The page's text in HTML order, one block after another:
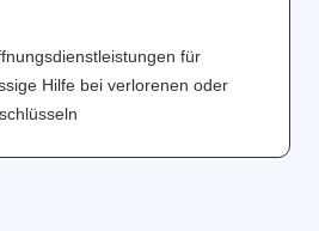
für
Hilfe bei verlorenen oder